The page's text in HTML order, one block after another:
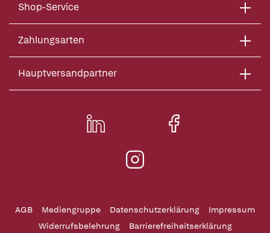
Shop-Service
Zahlungsarten
Hauptversandpartner
AGB Mediengruppe Datenschutzerklärung
Impressum
Widerrufsbelehrung
Barrierefreiheitserklärung